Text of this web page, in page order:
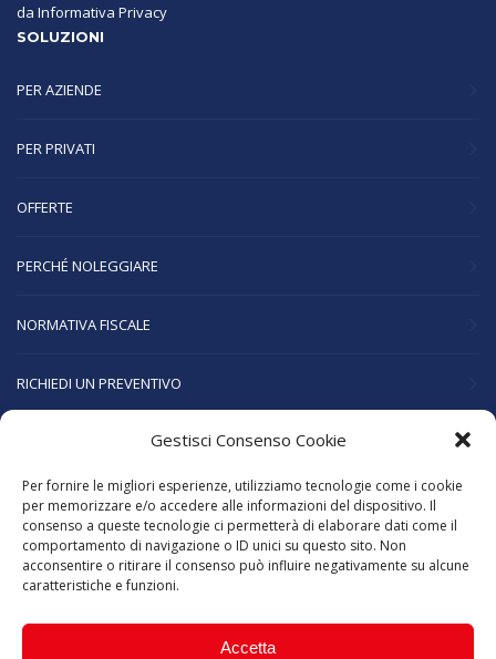
Gestisci Consenso Cookie
Per fornire le migliori esperienze, utilizziamo tecnologie come i cookie
per memorizzare e/o accedere alle informazioni del dispositivo. Il
consenso a queste tecnologie ci permetterà di elaborare dati come il
comportamento di navigazione o ID unici su questo sito. Non
acconsentire o ritirare il consenso può influire negativamente su alcune
caratteristiche e funzioni.
Accetta
da Informativa Privacy
SOLUZIONI
PER AZIENDE
PER PRIVATI
OFFERTE
PERCHÉ NOLEGGIARE
NORMATIVA FISCALE
RICHIEDI UN PREVENTIVO
CHI SIAMO
SERVIZI